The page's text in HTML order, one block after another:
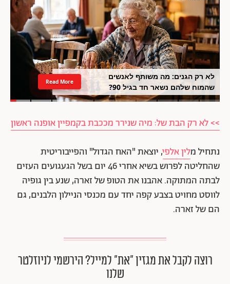
לא רק הגנים: מה משותף לאנשים
שהמוח שלהם נשאר חד בגיל 90?
Read More
>> לא רק הבת של: מיה שנירר מככבת בקמפיין אופנה ראשון
נתחיל מלין אלפי, יוצאת "האח הגדול" והפייבוריטית
שהחליטה לפרוש בשיא אחרי 46 יום בשל הגעגועים העזים
לבתה המתוקה. אהבנו את הטופ של זארה, שנע בין גופיה
לווסט מחויט בצבע קפה יחד עם מכנסי הניילון הלבנים, גם
הם של זארה.
רוצה לקבל את מגזין ״את״ למייל? הירשמי לניוזלטר
שלנו